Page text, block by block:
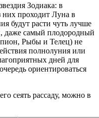
Зодиака: в
них проходит Луна в
будут расти чуть лучше
даже самый плодородный
Рыбы и Телец) не
полнолуния или
дней для
ориентироваться
сеять рассаду, можно в